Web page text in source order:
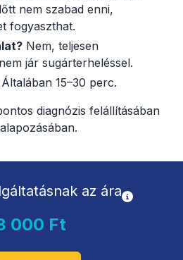
nem szabad enni,
fogyaszthat.
Nem, teljesen
jár sugárterheléssel.
Általában 15–30 perc.
diagnózis felállításában
az ára
000 Ft